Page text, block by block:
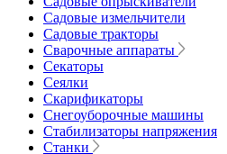
Садовые измельчители
Садовые тракторы
Сварочные аппараты
Секаторы
Сеялки
Скарификаторы
Снегоуборочные машины
Стабилизаторы напряжения
Станки